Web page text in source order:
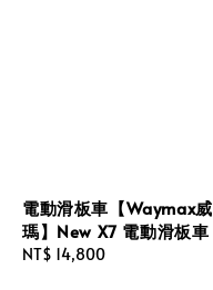
電動滑板車【Waymax威
瑪】New X7 電動滑板車
Regular
NT$ 14,800